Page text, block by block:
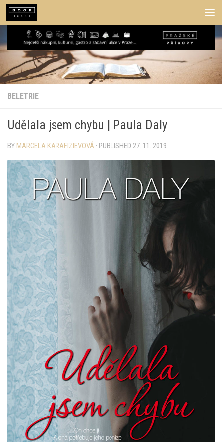
Skip to content
BELETRIE
Udělala jsem chybu | Paula Daly
BY MARCELA KARAFIZIEVOVÁ · PUBLISHED 27. 11. 2019